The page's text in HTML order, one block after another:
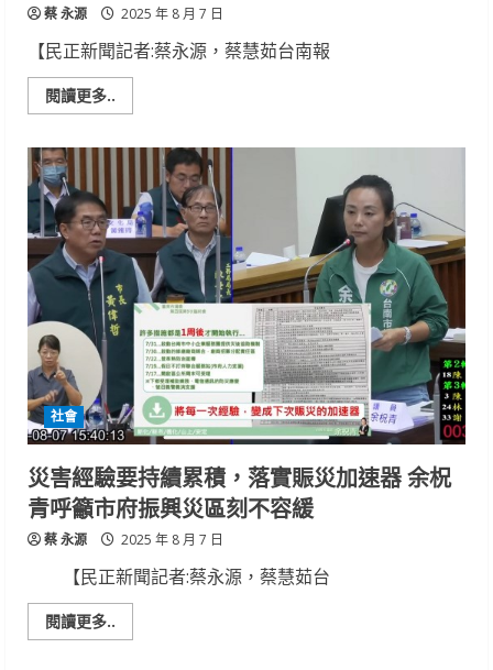
理
則
蔡 永源 2025 年 8 月 7 日
【民正新聞記者:蔡永源，蔡慧茹台南報
閱讀更多..
more
秋
宏、
邱
昭
勝、
沈
家
鳳
聯
合
114.08.07-
超
過
半
數
台
南
市
議
員
黨
派
連
社會
災害經驗要持續累積，落實賑災加速器 余柷
青呼籲市府振興災區刻不容緩
蔡 永源 2025 年 8 月 7 日
【民正新聞記者:蔡永源，蔡慧茹台
閱讀更多..
more